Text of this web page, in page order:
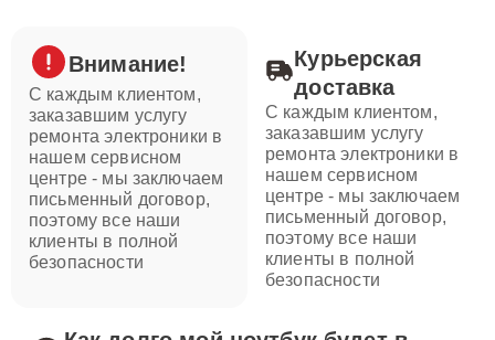
Внимание!
С каждым клиентом,
заказавшим услугу
ремонта электроники в
нашем сервисном
центре - мы заключаем
письменный договор,
поэтому все наши
клиенты в полной
безопасности
Курьерская
доставка
С каждым клиентом,
заказавшим услугу
ремонта электроники в
нашем сервисном
центре - мы заключаем
письменный договор,
поэтому все наши
клиенты в полной
безопасности